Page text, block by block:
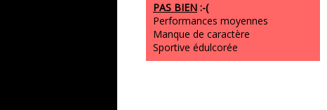
PAS BIEN :-(
Performances moyennes
Manque de caractère
Sportive édulcorée